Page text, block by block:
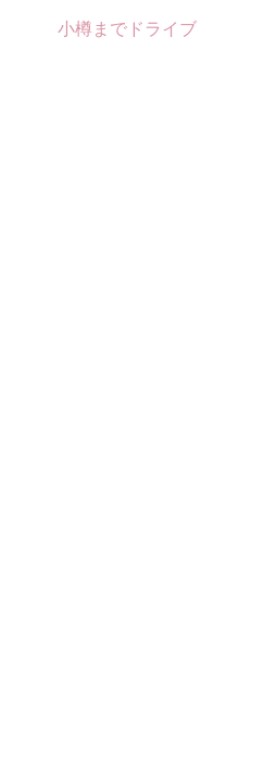
小樽までドライブ